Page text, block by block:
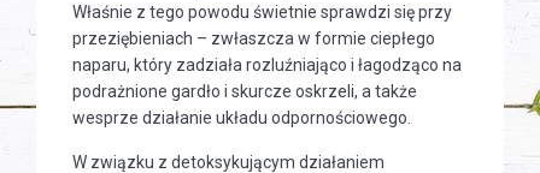
Właśnie z tego powodu świetnie sprawdzi się przy
przeziębieniach – zwłaszcza w formie ciepłego
naparu, który zadziała rozluźniająco i łagodząco na
podrażnione gardło i skurcze oskrzeli, a także
wesprze działanie układu odpornościowego.
W związku z detoksykującym działaniem